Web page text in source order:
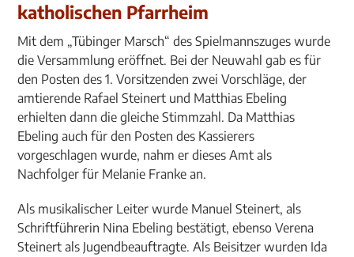
katholischen Pfarrheim
Mit dem „Tübinger Marsch“ des Spielmannszuges wurde
die Versammlung eröffnet. Bei der Neuwahl gab es für
den Posten des 1. Vorsitzenden zwei Vorschläge, der
amtierende Rafael Steinert und Matthias Ebeling
erhielten dann die gleiche Stimmzahl. Da Matthias
Ebeling auch für den Posten des Kassierers
vorgeschlagen wurde, nahm er dieses Amt als
Nachfolger für Melanie Franke an.
Als musikalischer Leiter wurde Manuel Steinert, als
Schriftführerin Nina Ebeling bestätigt, ebenso Verena
Steinert als Jugendbeauftragte. Als Beisitzer wurden Ida